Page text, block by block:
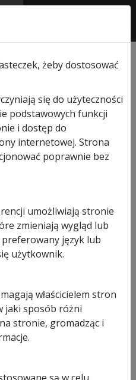
Ø 4 mm 4000mm z
4 mm
dla
do koszyka
żeby dostosować
się do użyteczności
podstawowych funkcji
i dostęp do
internetowej. Strona
poprawnie bez
umożliwiają stronie
zmieniają wygląd lub
język lub
użytkownik.
właścicielem stron
jaki sposób różni
stronie, gromadząc i